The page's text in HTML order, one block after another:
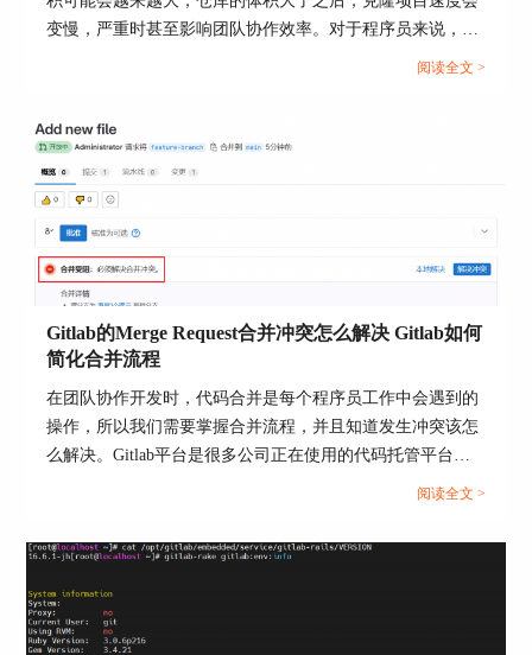
数据来完成，确保备份文件能够在需要时正确恢复
备份文件存储到远程服务器或云存储服务中。这样
可以在本地数据中心发生故障时提供额外的保护。
4.安全措施：保护备份数据的安全同样重要，需要
未经授权的访问。
5.遵循最佳实践：参考GitLab官方文档和社区的最
佳实践，定期更新备份策略以应对新的威胁和技术
更新。
从实用性的角度评估，GitLab的数据备份功能非常
强大且灵活。多层次的备份选项确保了不同类型数
单。对于开发团队来说，能够依靠GitLab实施这些
不是担心数据丢失的问题。
变慢，严重时甚至影响团队协作效率。对于程序员来说，我
们需要掌握仓库体积压缩方法和GitLab执行仓库GC优化的方
阅读全文 >
Gitlab的Merge Request合并冲突怎么解决 Gitlab如何
简化合并流程
在团队协作开发时，代码合并是每个程序员工作中会遇到的
操作，所以我们需要掌握合并流程，并且知道发生冲突该怎
么解决。Gitlab平台是很多公司正在使用的代码托管平台，
该平台支持Merge Request（合并请求），并且为代码审查与
合并冲突的情况，如何高效解决冲突并优化合并流程呢？本
Gitlab如何简化合并流程的相关内容。...
阅读全文 >